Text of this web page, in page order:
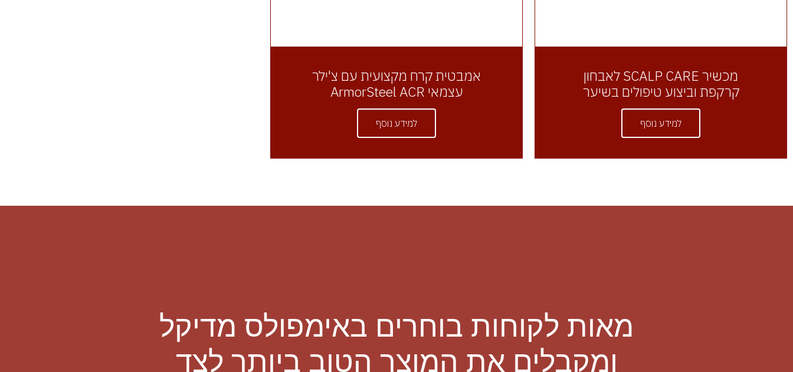
מכשיר SCALP CARE לאבחון
קרקפת וביצוע טיפולים בשיער
למידע נוסף
אמבטית קרח מקצועית עם צ'ילר
עצמאי ArmorSteel ACR
למידע נוסף
מאות לקוחות בוחרים באימפולס מדיקל
ומקבלים את המוצר הטוב ביותר לצד